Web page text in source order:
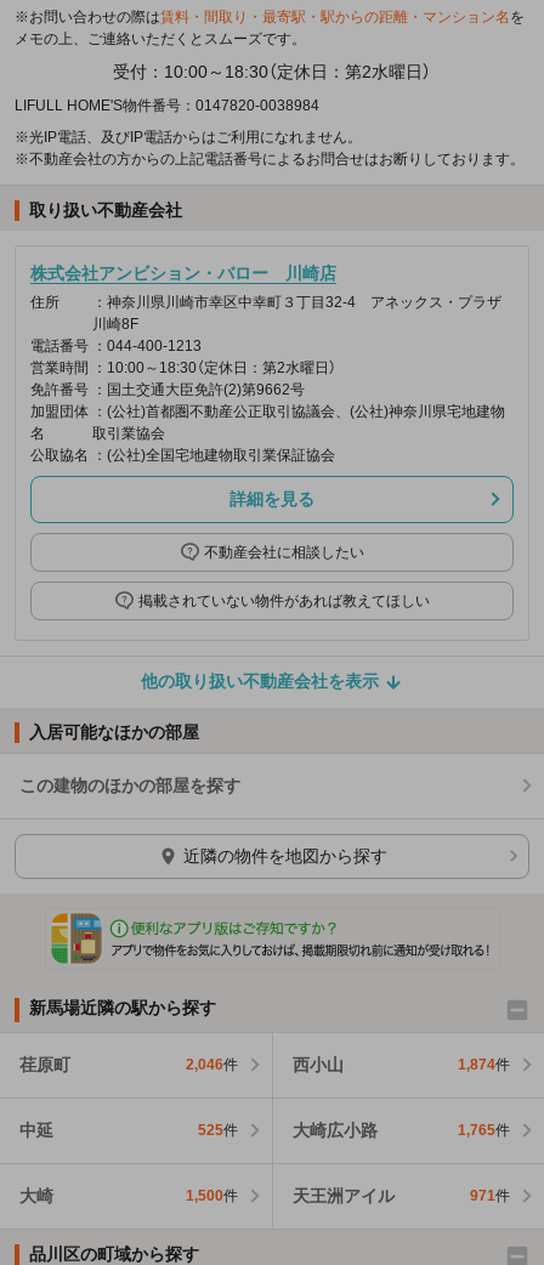
※お問い合わせの際は賃料・間取り・最寄駅・駅からの距離・マンション名 を
メモの上、ご連絡いただくとスムーズです。
受付：10:00～18:30（定休日：第2水曜日）
LIFULL HOME'S物件番号：0147820-0038984
※光IP電話、及びIP電話からはご利用になれません。
※不動産会社の方からの上記電話番号によるお問合せはお断りしております。
取り扱い不動産会社
株式会社アンビション・バロー 川崎店
住所
：神奈川県川崎市幸区中幸町３丁目32-4 アネックス・プラザ
川崎8F
電話番号 ：044-400-1213
営業時間
：10:00～18:30（定休日：第2水曜日）
免許番号 ：国土交通大臣免許(2)第9662号
加盟団体
名
：(公社)首都圏不動産公正取引協議会、(公社)神奈川県宅地建物
取引業協会
公取協名
：(公社)全国宅地建物取引業保証協会
詳細を見る
不動産会社に相談したい
掲載されていない物件があれば教えてほしい
他の取り扱い不動産会社を表示
入居可能なほかの部屋
この建物のほかの部屋を探す
ほかの部屋を検索中…
近隣の物件を地図から探す
新馬場近隣の駅から探す
荏原町 2,046件 西小山 1,874件
中延 525件 大崎広小路 1,765件
大崎 1,500件 天王洲アイル 971件
品川区の町域から探す